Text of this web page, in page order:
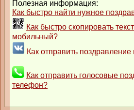
Полезная информация:
Как быстро найти нужное
Как быстро скопировать
мобильный?
Как отправить поздравление
Как отправить голосовые
телефон?